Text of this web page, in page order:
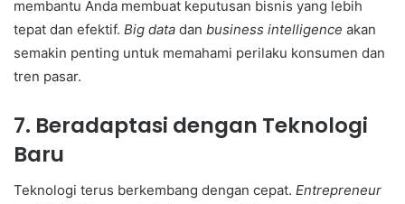
membantu Anda membuat keputusan bisnis yang lebih
tepat dan efektif. Big data dan business intelligence akan
semakin penting untuk memahami perilaku konsumen dan
tren pasar.
7. Beradaptasi dengan Teknologi
Baru
Teknologi terus berkembang dengan cepat. Entrepreneur